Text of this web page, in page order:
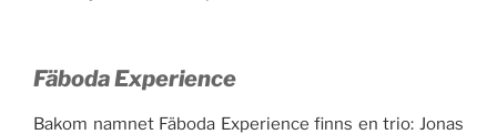
Fäboda Experience
Bakom namnet Fäboda Experience finns en trio: Jonas